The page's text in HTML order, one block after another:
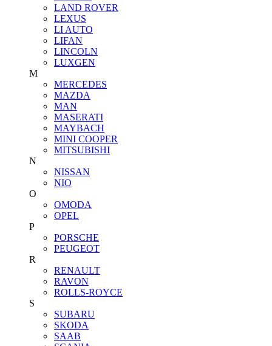
LAND ROVER
LEXUS
LI AUTO
LIFAN
LINCOLN
LUXGEN
M
MERCEDES
MAZDA
MAN
MASERATI
MAYBACH
MINI COOPER
MITSUBISHI
N
NISSAN
NIO
O
OMODA
OPEL
P
PORSCHE
PEUGEOT
R
RENAULT
RAVON
ROLLS-ROYCE
S
SUBARU
SKODA
SAAB